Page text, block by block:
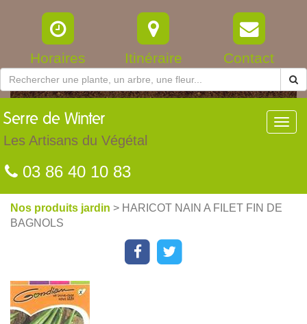
Horaires Itinéraire Contact
Serre de Winter
Les Artisans du Végétal
03 86 40 10 83
Nos produits jardin > HARICOT NAIN A FILET FIN DE
BAGNOLS